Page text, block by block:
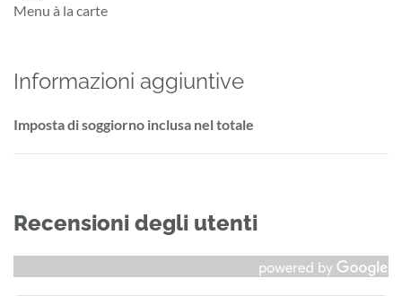
Menu à la carte
Informazioni aggiuntive
Imposta di soggiorno inclusa nel totale
Recensioni degli utenti